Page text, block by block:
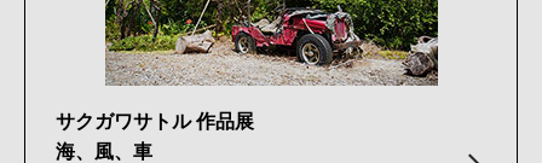
サクガワサトル 作品展
海、風、車